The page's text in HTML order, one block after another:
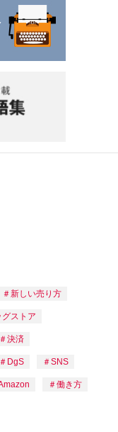
新しい売り方
グストア
決済
DgS SNS
働き方